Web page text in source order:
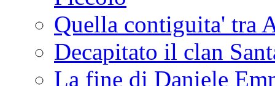
Quella contiguita' tra
Decapitato il clan
La fine di Daniele